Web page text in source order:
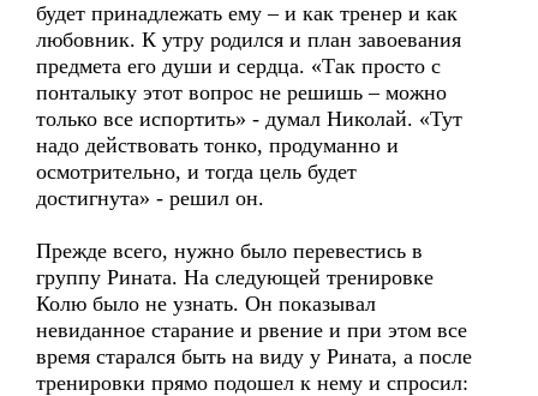
будет принадлежать ему – и как тренер и как
любовник. К утру родился и план завоевания
предмета его души и сердца. «Так просто с
понталыку этот вопрос не решишь – можно
только все испортить» - думал Николай. «Тут
надо действовать тонко, продуманно и
осмотрительно, и тогда цель будет
достигнута» - решил он.
Прежде всего, нужно было перевестись в
группу Рината. На следующей тренировке
Колю было не узнать. Он показывал
невиданное старание и рвение и при этом все
время старался быть на виду у Рината, а после
тренировки прямо подошел к нему и спросил: